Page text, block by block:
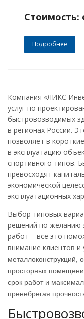
Стоимость:
Подробнее
Компания «ЛИКС
услуг по
быстровозводимых
в регионах России.
позволяет в
в эксплуатацию
спортивного типов.
превосходят
экономической
эксплуатационных
Выбор типовых
решений по желанию
работ – все это
внимание клиентов и
металлоконструкций,
просторных
срок работ и
пренебрегая